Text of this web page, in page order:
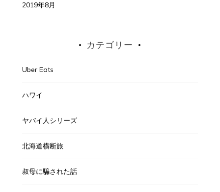
2019年8月
カテゴリー
Uber Eats
ハワイ
ヤバイ人シリーズ
北海道横断旅
叔母に騙された話